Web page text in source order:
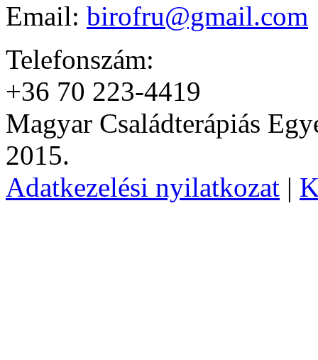
Email: birofru@gmail.com
Telefonszám:
+36 70 223-4419
Magyar Családterápiás
2015.
Adatkezelési nyilatkozat |